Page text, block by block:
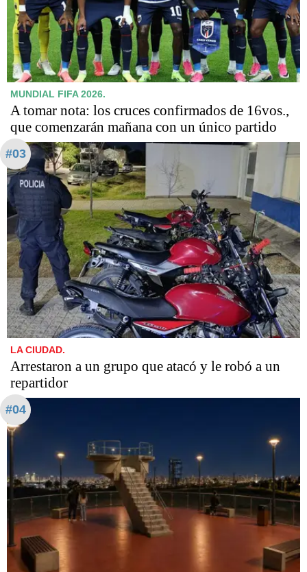
MUNDIAL FIFA 2026.
A tomar nota: los cruces confirmados de 16vos.,
que comenzarán mañana con un único partido
#03
LA CIUDAD.
Arrestaron a un grupo que atacó y le robó a un
repartidor
#04